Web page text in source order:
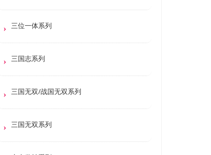
三位一体系列
三国志系列
三国无双/战国无双系列
三国无双系列